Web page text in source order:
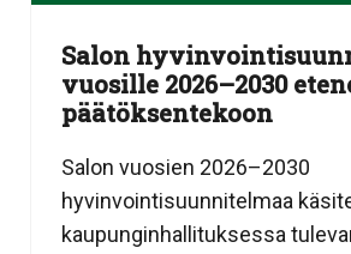
Salon
vuosille 2026–2030
päätöksentekoon
Salon vuosien 2026–2030
hyvinvointisuunnitelmaa
kaupunginhallituksessa